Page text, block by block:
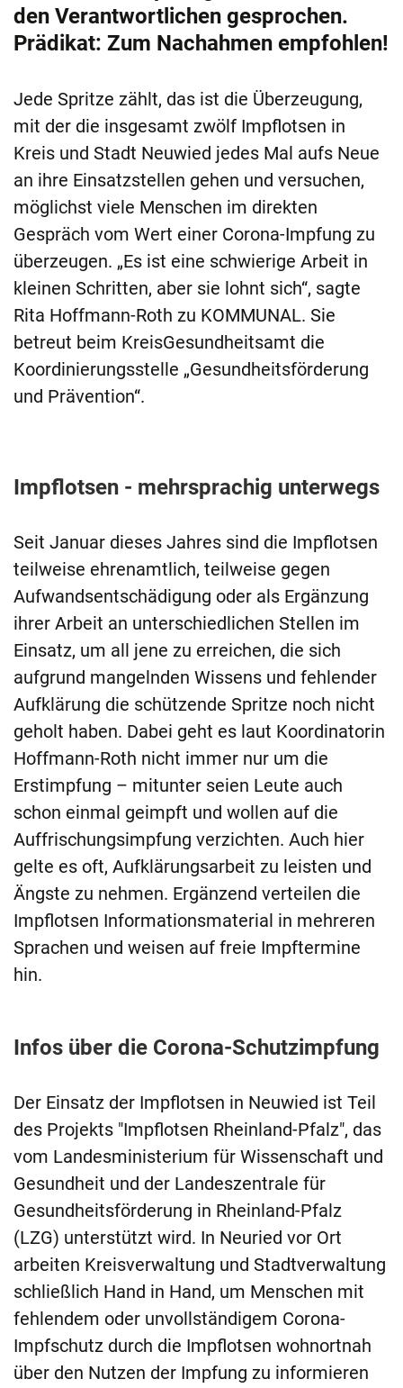
den Verantwortlichen gesprochen.
Prädikat: Zum Nachahmen empfohlen!
Jede Spritze zählt, das ist die Überzeugung,
mit der die insgesamt zwölf Impflotsen in
Kreis und Stadt Neuwied jedes Mal aufs Neue
an ihre Einsatzstellen gehen und versuchen,
möglichst viele Menschen im direkten
Gespräch vom Wert einer Corona-Impfung zu
überzeugen. „Es ist eine schwierige Arbeit in
kleinen Schritten, aber sie lohnt sich“, sagte
Rita Hoffmann-Roth zu KOMMUNAL. Sie
betreut beim KreisGesundheitsamt die
Koordinierungsstelle „Gesundheitsförderung
und Prävention“.
Impflotsen - mehrsprachig unterwegs
Seit Januar dieses Jahres sind die Impflotsen
teilweise ehrenamtlich, teilweise gegen
Aufwandsentschädigung oder als Ergänzung
ihrer Arbeit an unterschiedlichen Stellen im
Einsatz, um all jene zu erreichen, die sich
aufgrund mangelnden Wissens und fehlender
Aufklärung die schützende Spritze noch nicht
geholt haben. Dabei geht es laut Koordinatorin
Hoffmann-Roth nicht immer nur um die
Erstimpfung – mitunter seien Leute auch
schon einmal geimpft und wollen auf die
Auffrischungsimpfung verzichten. Auch hier
gelte es oft, Aufklärungsarbeit zu leisten und
Ängste zu nehmen. Ergänzend verteilen die
Impflotsen Informationsmaterial in mehreren
Sprachen und weisen auf freie Impftermine
hin.
Infos über die Corona-Schutzimpfung
Der Einsatz der Impflotsen in Neuwied ist Teil
des Projekts "Impflotsen Rheinland-Pfalz", das
vom Landesministerium für Wissenschaft und
Gesundheit und der Landeszentrale für
Gesundheitsförderung in Rheinland-Pfalz
(LZG) unterstützt wird. In Neuried vor Ort
arbeiten Kreisverwaltung und Stadtverwaltung
schließlich Hand in Hand, um Menschen mit
fehlendem oder unvollständigem Corona-
Impfschutz durch die Impflotsen wohnortnah
über den Nutzen der Impfung zu informieren